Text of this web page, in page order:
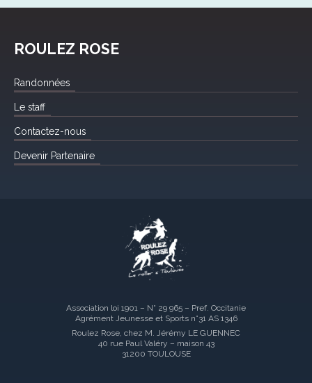
ROULEZ ROSE
Randonnées
Le staff
Contactez-nous
Devenir Partenaire
Association loi 1901 – N° 29 965 – Pref. Occitanie
Agrément Jeunesse et Sports n°31 AS 1346
Roulez Rose, chez M. Jérémy LE GUENNEC
40 rue Paul Valéry – maison 43
31200 TOULOUSE